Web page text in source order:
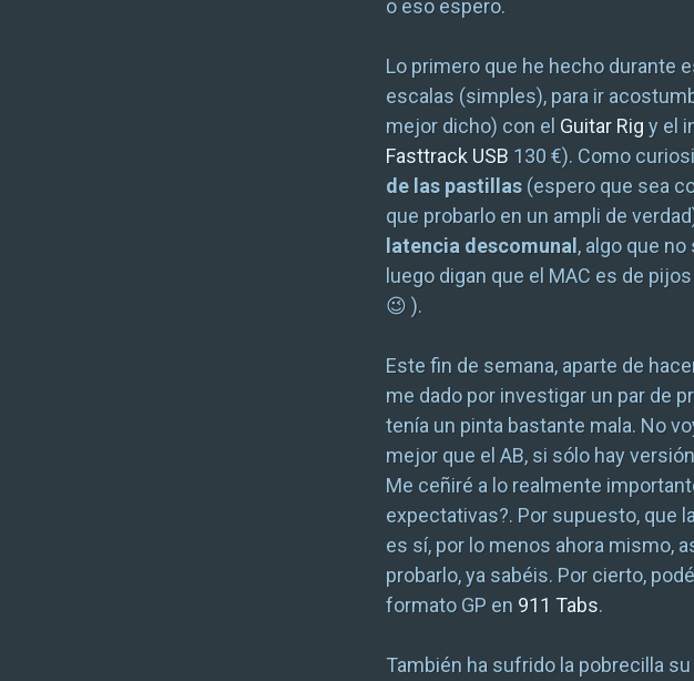
o eso espero.
Lo primero que he hecho durante
escalas (simples), para ir
mejor dicho) con el Guitar Rig y el
Fasttrack USB 130 €). Como
de las pastillas(espero que sea
que probarlo en un ampli de
latencia descomunal, algo que
luego digan que el MAC es de
😉 ).
Este fin de semana, aparte de
me dado por investigar un par de
tenía un pinta bastante mala. No
mejor que el AB, si sólo hay
Me ceñiré a lo realmente
expectativas?. Por supuesto, que
es sí, por lo menos ahora mismo,
probarlo, ya sabéis. Por cierto,
formato GP en 911 Tabs.
También ha sufrido la pobrecilla